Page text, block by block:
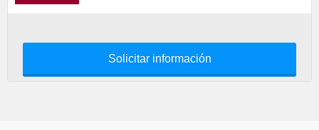
Solicitar información